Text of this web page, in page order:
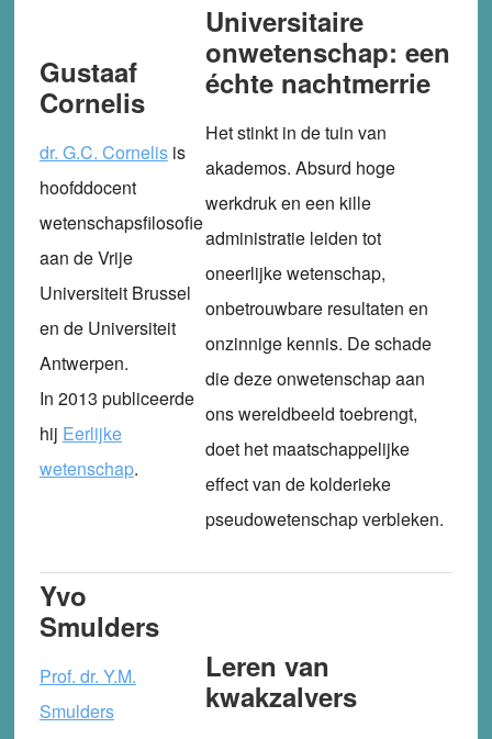
Gustaaf
Cornelis
dr. G.C. Cornelisis
hoofddocent
wetenschapsfilosofie
aan de Vrije
Universiteit Brussel
en de Universiteit
Antwerpen.
In 2013 publiceerde
hij Eerlijke
wetenschap.
Universitaire
onwetenschap: een
échte nachtmerrie
Het stinkt in de tuin van
akademos. Absurd hoge
werkdruk en een kille
administratie leiden tot
oneerlijke wetenschap,
onbetrouwbare resultaten en
onzinnige kennis. De schade
die deze onwetenschap aan
ons wereldbeeld toebrengt,
doet het maatschappelijke
effect van de kolderieke
pseudowetenschap verbleken.
Yvo
Smulders
Prof. dr. Y.M.
Smulders
Leren van
kwakzalvers